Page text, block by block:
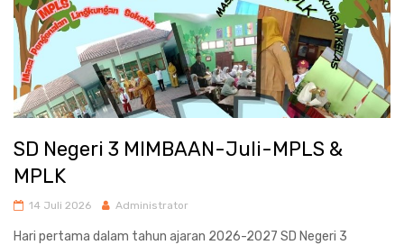
SD Negeri 3 MIMBAAN-Juli-MPLS &
MPLK
14 Juli 2026 Administrator
Hari pertama dalam tahun ajaran 2026-2027 SD Negeri 3